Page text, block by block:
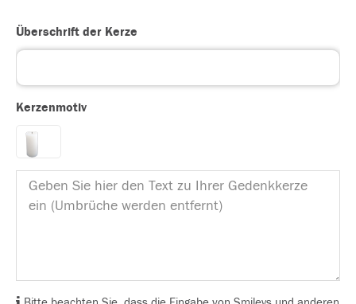
Überschrift der Kerze
Kerzenmotiv